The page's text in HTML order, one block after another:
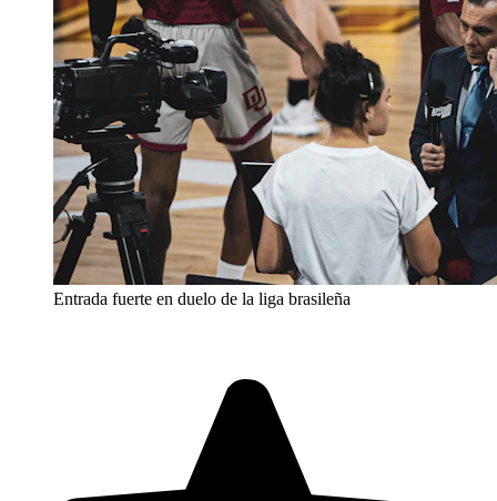
Entrada fuerte en duelo de la liga brasileña